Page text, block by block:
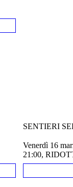
SENTIERI
venerdì 16
21:00,